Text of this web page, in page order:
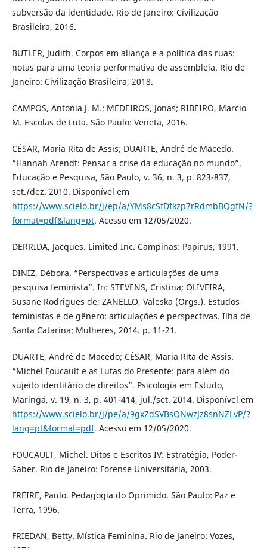
subversão da identidade. Rio de Janeiro: Civilização
Brasileira, 2016.
BUTLER, Judith. Corpos em aliança e a política das ruas:
notas para uma teoria performativa de assembleia. Rio de
Janeiro: Civilização Brasileira, 2018.
CAMPOS, Antonia J. M.; MEDEIROS, Jonas; RIBEIRO, Marcio
M. Escolas de Luta. São Paulo: Veneta, 2016.
CÉSAR, Maria Rita de Assis; DUARTE, André de Macedo.
“Hannah Arendt: Pensar a crise da educação no mundo”.
Educação e Pesquisa, São Paulo, v. 36, n. 3, p. 823-837,
set./dez. 2010. Disponível em
https://www.scielo.br/j/ep/a/YMs8cSfDfkzp7rRdmbBQgfN/?
format=pdf&lang=pt. Acesso em 12/05/2020.
DERRIDA, Jacques. Limited Inc. Campinas: Papirus, 1991.
DINIZ, Débora. “Perspectivas e articulações de uma
pesquisa feminista”. In: STEVENS, Cristina; OLIVEIRA,
Susane Rodrigues de; ZANELLO, Valeska (Orgs.). Estudos
feministas e de gênero: articulações e perspectivas. Ilha de
Santa Catarina: Mulheres, 2014. p. 11-21.
DUARTE, André de Macedo; CÉSAR, Maria Rita de Assis.
“Michel Foucault e as Lutas do Presente: para além do
sujeito identitário de direitos”. Psicologia em Estudo,
Maringá, v. 19, n. 3, p. 401-414, jul./set. 2014. Disponível em
https://www.scielo.br/j/pe/a/9gxZdSVBsQNwzJz8snNZLvP/?
lang=pt&format=pdf. Acesso em 12/05/2020.
FOUCAULT, Michel. Ditos e Escritos IV: Estratégia, Poder-
Saber. Rio de Janeiro: Forense Universitária, 2003.
FREIRE, Paulo. Pedagogia do Oprimido. São Paulo: Paz e
Terra, 1996.
FRIEDAN, Betty. Mística Feminina. Rio de Janeiro: Vozes,